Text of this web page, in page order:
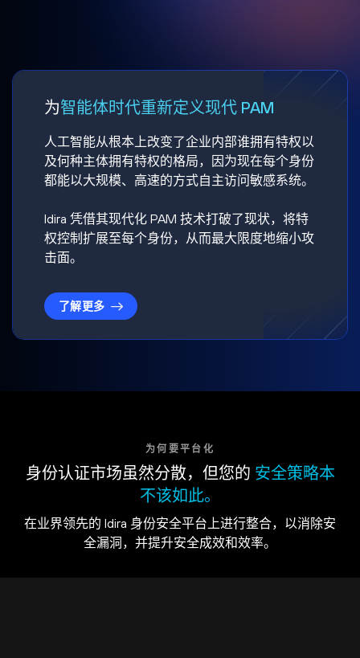
为智能体时代重新定义现代 PAM
人工智能从根本上改变了企业内部谁拥有特权以
及何种主体拥有特权的格局，因为现在每个身份
都能以大规模、高速的方式自主访问敏感系统。
Idira 凭借其现代化 PAM 技术打破了现状，将特
权控制扩展至每个身份，从而最大限度地缩小攻
击面。
了解更多
为何要平台化
身份认证市场虽然分散，但您的 安全策略本
不该如此。
在业界领先的 Idira 身份安全平台上进行整合，以消除安
全漏洞，并提升安全成效和效率。